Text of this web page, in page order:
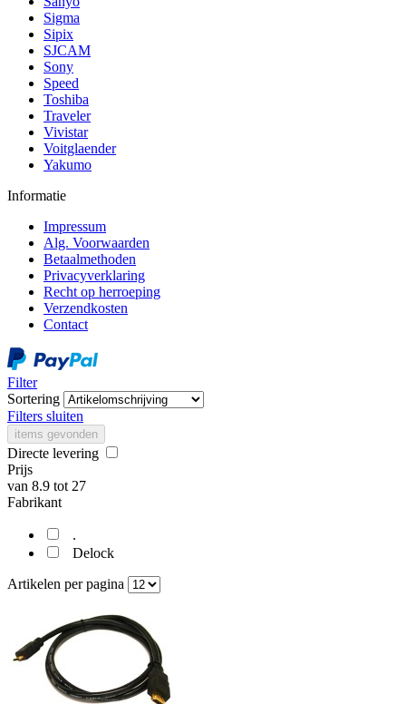
Sigma
Sipix
SJCAM
Sony
Speed
Toshiba
Traveler
Vivistar
Voitglaender
Yakumo
Informatie
Impressum
Alg. Voorwaarden
Betaalmethoden
Privacyverklaring
Recht op herroeping
Verzendkosten
Contact
Filter
Sortering
Filters sluiten
items gevonden
Directe levering
Prijs
van 8.9 tot 27
Fabrikant
.
Delock
Artikelen per pagina